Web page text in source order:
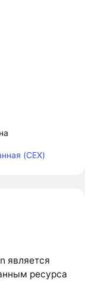
(CEX)
является
ресурса